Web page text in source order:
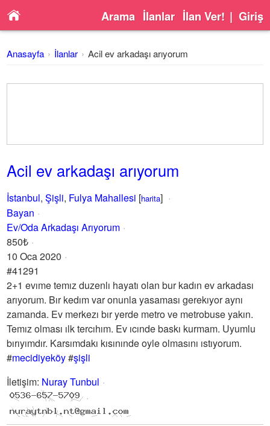
Arama İlanlar İlan Ver! | Giriş
Anasayfa İlanlar Acil ev arkadaşı arıyorum
Acil ev arkadaşı arıyorum
İstanbul,Şişli, Fulya Mahallesi [harita]
Bayan
Ev/Oda Arkadaşı Arıyorum
850₺
10 Oca 2020
#41291
2+1 evıme temız duzenlı hayatı olan bur kadın ev arkadası
arıyorum. Bır kedım var onunla yasaması gerekıyor aynı
zamanda. Ev merkezı bır yerde metro ve metrobuse yakın.
Temız olması ılk tercıhım. Ev ıcınde baskı kurmam. Uyumlu
bırıyımdır. Karsımdakı kısınınde oyle olmasını ıstıyorum.
#mecidiyeköy#şişli
İletişim: Nuray Tunbul